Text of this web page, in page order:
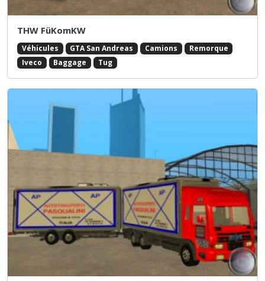
THW FüKomKW
Véhicules GTA San Andreas Camions
Remorque
Iveco
Baggage Tug